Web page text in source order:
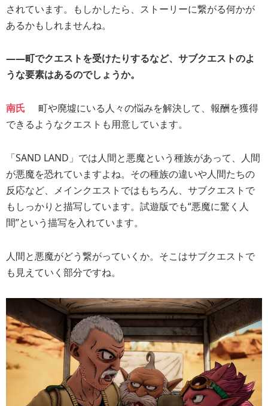
されています。もしかしたら、ストーリーに繋がる何かが
あるかもしれませんね。
――町でクエストを受けたりするなど、サブクエストのよ
うな要素はあるのでしょうか。
南氏
町や廃墟にいる人々の悩みを解決して、報酬を獲得
できるようなクエストも用意しています。
「SAND LAND」では人間と悪魔という種族があって、人間
が悪魔を恐れていますよね。その種族の違いや人間たちの
反応など、メインクエストではもちろん、サブクエストで
もしっかりと描写しています。試遊版でも“悪魔に驚く人
間”という描写を入れています。
人間と悪魔がどう繋がっていくか。そこはサブクエストで
も見えていく部分ですね。